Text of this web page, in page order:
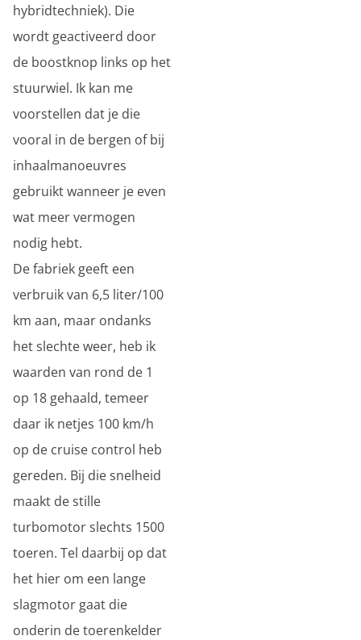
hybridtechniek). Die
wordt geactiveerd door
de boostknop links op het
stuurwiel. Ik kan me
voorstellen dat je die
vooral in de bergen of bij
inhaalmanoeuvres
gebruikt wanneer je even
wat meer vermogen
nodig hebt.
De fabriek geeft een
verbruik van 6,5 liter/100
km aan, maar ondanks
het slechte weer, heb ik
waarden van rond de 1
op 18 gehaald, temeer
daar ik netjes 100 km/h
op de cruise control heb
gereden. Bij die snelheid
maakt de stille
turbomotor slechts 1500
toeren. Tel daarbij op dat
het hier om een lange
slagmotor gaat die
onderin de toerenkelder